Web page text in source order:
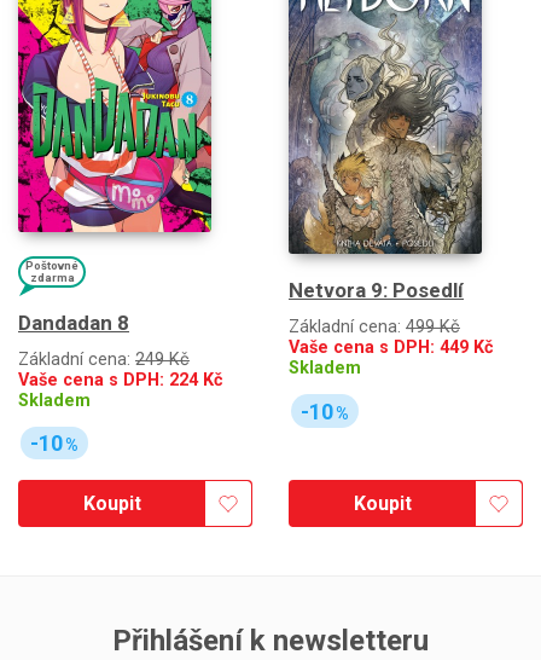
Poštovné
zdarma
Dandadan 8
Základní cena: 249 Kč
Vaše cena s DPH: 224Kč
Skladem
-10%
Koupit
Netvora 9: Posedlí
Základní cena: 499 Kč
Vaše cena s DPH: 449 Kč
Skladem
-10%
Koupit
Přihlášení k newsletteru